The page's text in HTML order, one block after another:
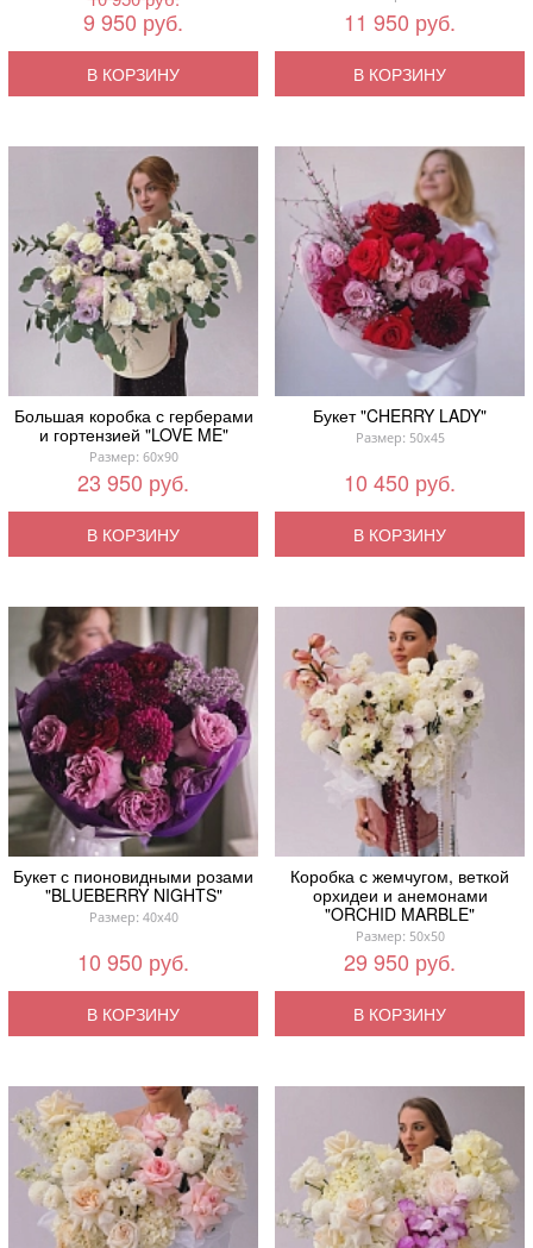
9 950 руб.
В КОРЗИНУ
11 950 руб.
В КОРЗИНУ
Большая коробка с герберами
и гортензией "LOVE ME"
Размер: 60x90
23 950 руб.
В КОРЗИНУ
Букет "CHERRY LADY"
Размер: 50x45
10 450 руб.
В КОРЗИНУ
Букет с пионовидными розами
"BLUEBERRY NIGHTS"
Размер: 40x40
10 950 руб.
В КОРЗИНУ
Коробка с жемчугом, веткой
орхидеи и анемонами
"ORCHID MARBLE"
Размер: 50x50
29 950 руб.
В КОРЗИНУ